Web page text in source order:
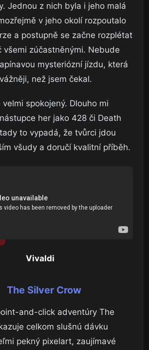
Jednou z nich byla i jeho malá
v jeho okolí rozpoutalo
a postupně se začne rozplétat
všemi zúčastněnými. Nebude
mysteriózní jízdu, která
než jsem čekal.
spokojený. Dlouho mi
her jako 428 či Death
to vypadá, že tvůrci jdou
všudy a doručí kvalitní příběh.
Vivaldi
The Silver Crow
and-click adventúry The
celkom slušnú dávku
pekný pixelart, zaujímavé